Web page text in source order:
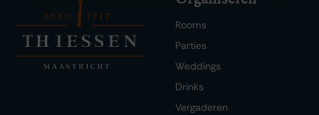
Rooms
Parties
Weddings
Drinks
Vergaderen